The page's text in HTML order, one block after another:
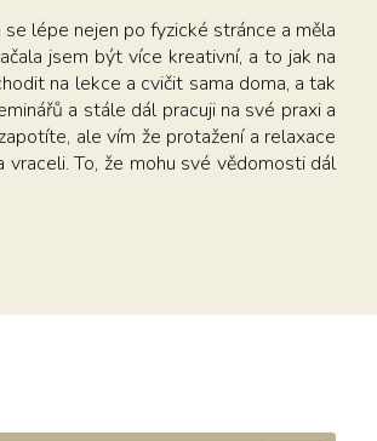
lépe nejen po fyzické stránce a měla
jsem být více kreativní, a to jak na
na lekce a cvičit sama doma, a tak
a stále dál pracuji na své praxi a
ale vím že protažení a relaxace
To, že mohu své vědomosti dál